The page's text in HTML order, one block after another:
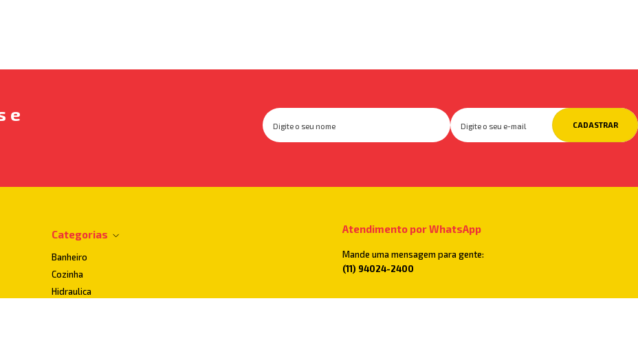
e
CADASTRAR
Categorias
Banheiro
Cozinha
Hidraulica
Atendimento por WhatsApp
Mande uma mensagem para gente:
(11) 94024-2400